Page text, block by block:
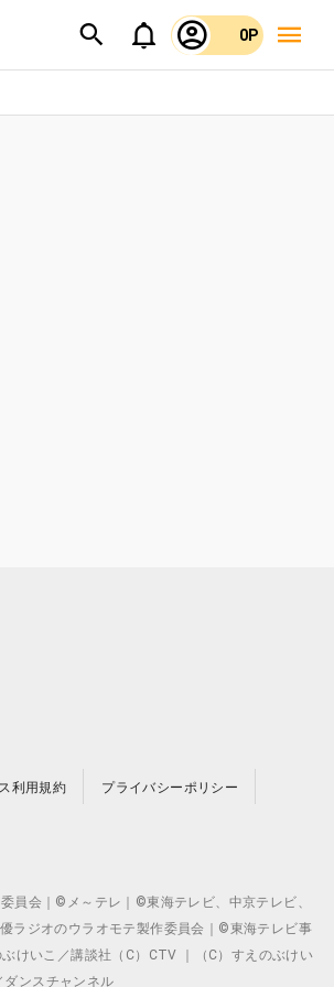
0P
利用規約 プライバシーポリシー
員会｜©メ～テレ｜©東海テレビ、中京テレビ、
ラジオのウラオモテ製作委員会｜©東海テレビ事
けいこ／講談社（C）CTV ｜（C）すえのぶけい
ンスチャンネル